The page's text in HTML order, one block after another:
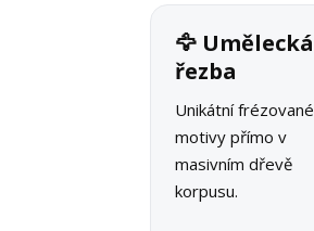
🦅 Umělecká
řezba
Unikátní frézované
motivy přímo v
masivním dřevě
korpusu.